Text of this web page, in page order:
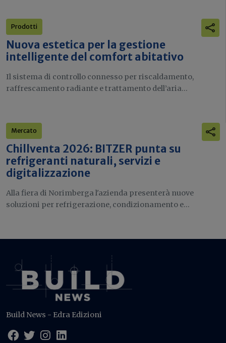
Prodotti
Nuova estetica per la gestione
intelligente del comfort abitativo
Il sistema di controllo connesso per riscaldamento,
raffrescamento radiante e trattamento dell’aria...
Mercato
Chillventa 2026: BITZER punta su
refrigeranti naturali, servizi e
digitalizzazione
Alla fiera di Norimberga l'azienda presenterà nuove
soluzioni per refrigerazione, condizionamento e...
Build News - Edra Edizioni